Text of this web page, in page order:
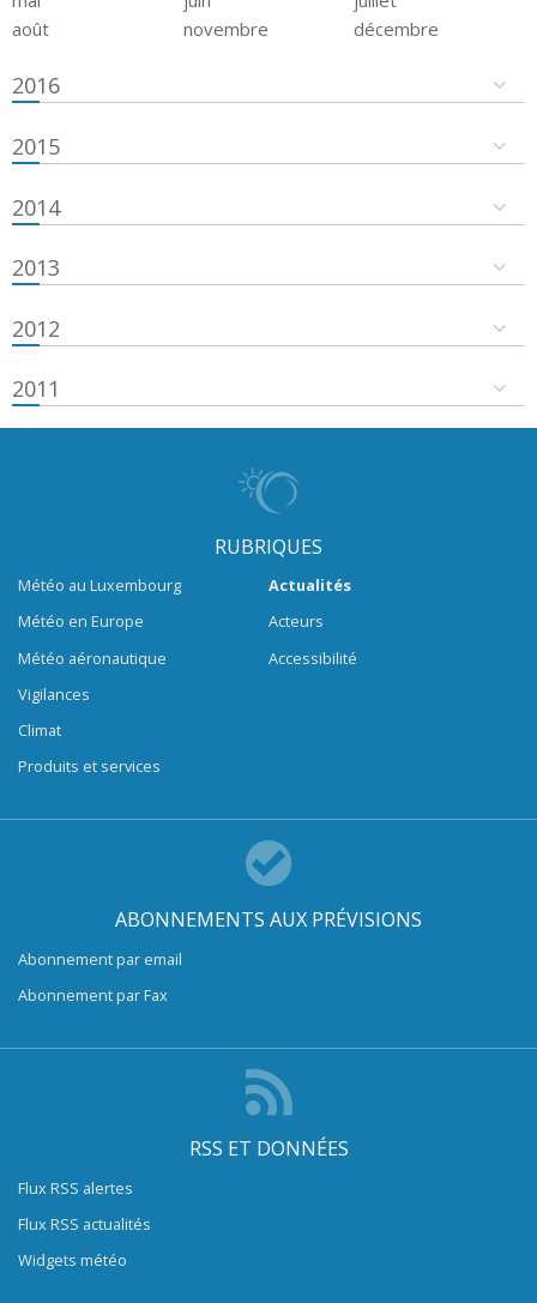
août
novembre décembre
2016
2015
2014
2013
2012
2011
RUBRIQUES
Météo au Luxembourg
Météo en Europe
Météo aéronautique
Vigilances
Climat
Produits et services
Actualités
Acteurs
Accessibilité
ABONNEMENTS AUX PRÉVISIONS
Abonnement par email
Abonnement par Fax
RSS ET DONNÉES
Flux RSS alertes
Flux RSS actualités
Widgets météo